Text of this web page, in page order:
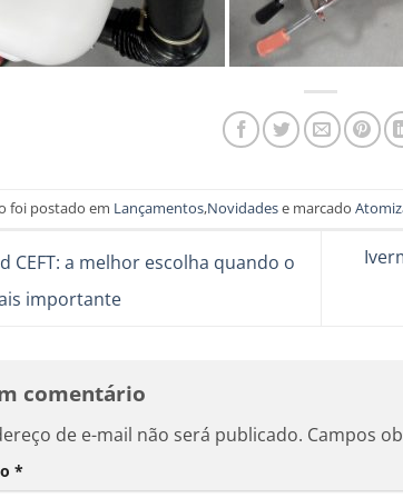
foi postado em Lançamentos,Novidadese marcado
CEFT: a melhor escolha quando o
importante
comentário
de e-mail não será publicado. Campos
*